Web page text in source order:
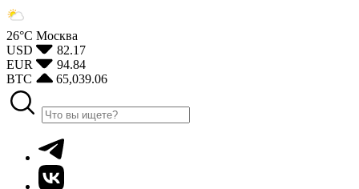
26°С Москва
USD
82.17
EUR
94.84
BTC
65,039.06